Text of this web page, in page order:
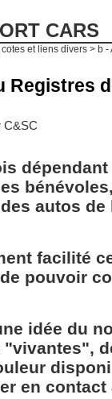
CARS
et liens divers > b -
Registres
C&SC
autos de
facilité
pouvoir
idée du
"vivantes",
en contact